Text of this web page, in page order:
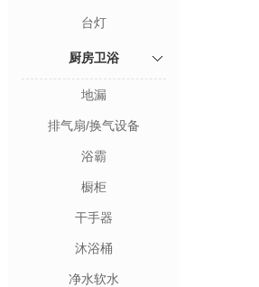
台灯
厨房卫浴
地漏
排气扇/换气设备
浴霸
橱柜
干手器
沐浴桶
净水软水